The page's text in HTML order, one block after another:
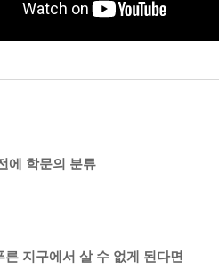
에 학문의 분류
른 지구에서 살 수 없게 된다면